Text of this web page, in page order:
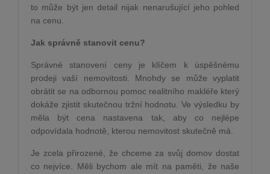
to může být jen detail nijak nenarušující jeho pohled
na cenu.
Jak správně stanovit cenu?
Správné stanovení ceny je klíčem k úspěšnému
prodeji vaší nemovitosti. Mnohdy se může vyplatit
obrátit se na odbornou pomoc realitního makléře který
dokáže zjistit skutečnou tržní hodnotu. Ve výsledku by
měla být cena nastavena tak, aby co nejlépe
odpovídala hodnotě, kterou nemovitost skutečně má.
Je zcela přirozené, že chceme za svůj domov dostat
co nejvíce. Měli bychom ale mít na paměti, že naše